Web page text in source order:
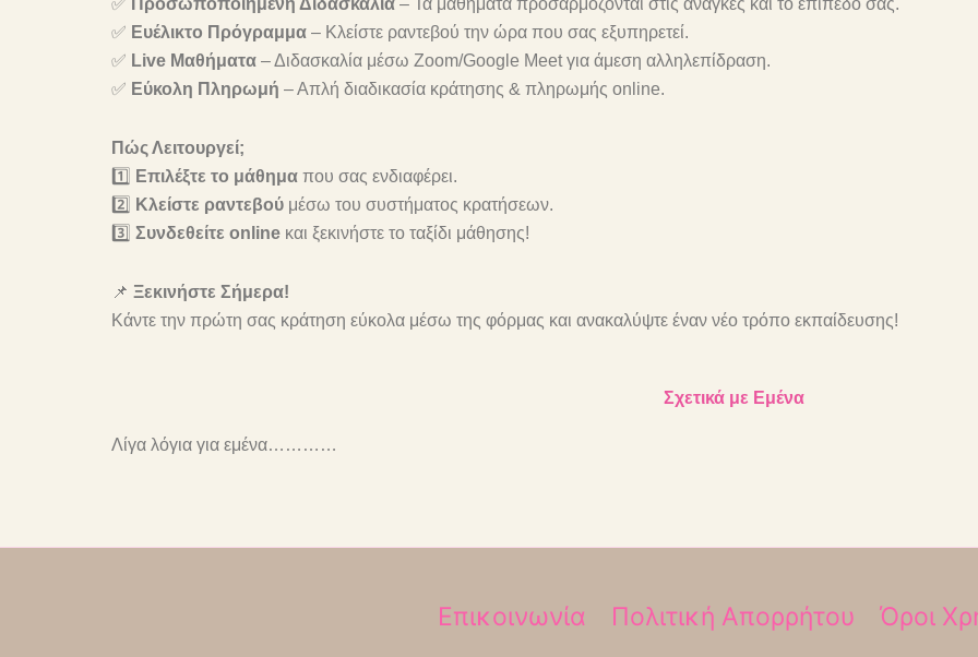
✅ Ευέλικτο Πρόγραμμα – Κλείστε ραντεβού την ώρα που σας εξυπηρετεί.
✅ Live Μαθήματα – Διδασκαλία μέσω Zoom/Google Meet για άμεση αλληλεπίδραση.
✅ Εύκολη Πληρωμή – Απλή διαδικασία κράτησης & πληρωμής online.
Πώς Λειτουργεί;
1️⃣
Επιλέξτε το μάθημα που σας ενδιαφέρει.
2️⃣
Κλείστε ραντεβού μέσω του συστήματος κρατήσεων.
3️⃣ Συνδεθείτε online και ξεκινήστε το ταξίδι μάθησης!
📌 Ξεκινήστε Σήμερα!
Κάντε την πρώτη σας κράτηση εύκολα μέσω της φόρμας και ανακαλύψτε έναν νέο τρόπο εκπαίδευσης!
Σχετικά με Εμένα
Λίγα λόγια για εμένα…………
Επικοινωνία Πολιτική Απορρήτου Όροι